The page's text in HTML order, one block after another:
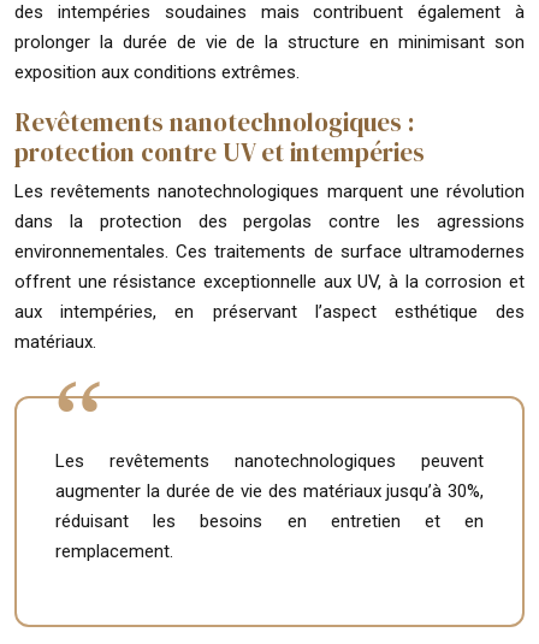
des intempéries soudaines mais contribuent également à
prolonger la durée de vie de la structure en minimisant son
exposition aux conditions extrêmes.
Revêtements nanotechnologiques :
protection contre UV et intempéries
Les revêtements nanotechnologiques marquent une révolution
dans la protection des pergolas contre les agressions
environnementales. Ces traitements de surface ultramodernes
offrent une résistance exceptionnelle aux UV, à la corrosion et
aux intempéries, en préservant l’aspect esthétique des
matériaux.
Les revêtements nanotechnologiques peuvent
augmenter la durée de vie des matériaux jusqu’à 30%,
réduisant les besoins en entretien et en
remplacement.